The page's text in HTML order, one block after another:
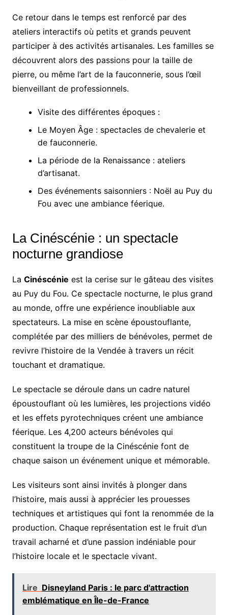
Ce retour dans le temps est renforcé par des
ateliers interactifs où petits et grands peuvent
participer à des activités artisanales. Les familles se
découvrent alors des passions pour la taille de
pierre, ou même l’art de la fauconnerie, sous l’œil
bienveillant de professionnels.
Visite des différentes époques :
Le Moyen Âge : spectacles de chevalerie et
de fauconnerie.
La période de la Renaissance : ateliers
d’artisanat.
Des événements saisonniers : Noël au Puy du
Fou avec une ambiance féerique.
La Cinéscénie : un spectacle
nocturne grandiose
La Cinéscénie est la cerise sur le gâteau des visites
au Puy du Fou. Ce spectacle nocturne, le plus grand
au monde, offre une expérience inoubliable aux
spectateurs. La mise en scène époustouflante,
complétée par des milliers de bénévoles, permet de
revivre l’histoire de la Vendée à travers un récit
touchant et dramatique.
Le spectacle se déroule dans un cadre naturel
époustouflant où les lumières, les projections vidéo
et les effets pyrotechniques créent une ambiance
féerique. Les 4,200 acteurs bénévoles qui
constituent la troupe de la Cinéscénie font de
chaque saison un événement unique et mémorable.
Les visiteurs sont ainsi invités à plonger dans
l’histoire, mais aussi à apprécier les prouesses
techniques et artistiques qui font la renommée de la
production. Chaque représentation est le fruit d’un
travail acharné et d’une passion indéniable pour
l’histoire locale et le spectacle vivant.
Lire Disneyland Paris : le parc d'attraction
emblématique en Île-de-France